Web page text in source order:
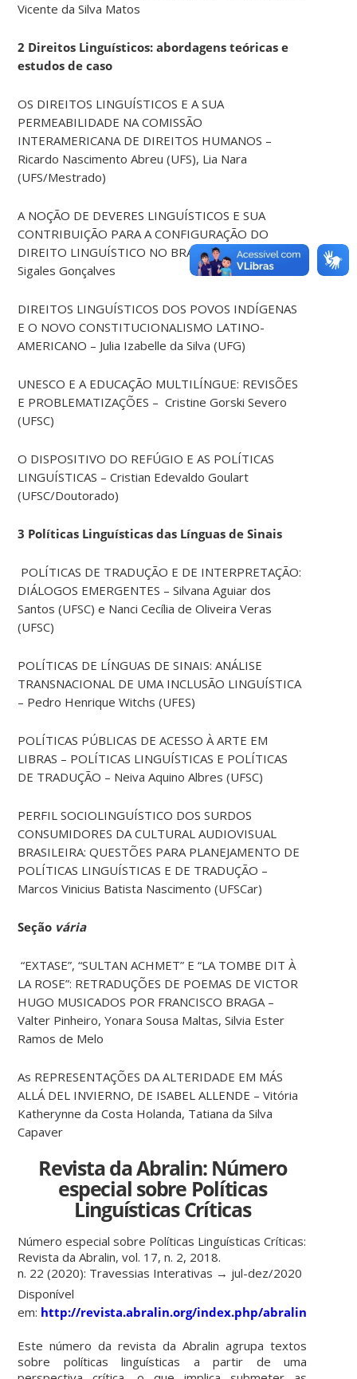
Vicente da Silva Matos
2 Direitos Linguísticos: abordagens teóricas e
estudos de caso
OS DIREITOS LINGUÍSTICOS E A SUA
PERMEABILIDADE NA COMISSÃO
INTERAMERICANA DE DIREITOS HUMANOS –
Ricardo Nascimento Abreu (UFS), Lia Nara
(UFS/Mestrado)
A NOÇÃO DE DEVERES LINGUÍSTICOS E SUA
CONTRIBUIÇÃO PARA A CONFIGURAÇÃO DO
DIREITO LINGUÍSTICO NO BRASIL – Jael Sânera
Sigales Gonçalves
DIREITOS LINGUÍSTICOS DOS POVOS INDÍGENAS
E O NOVO CONSTITUCIONALISMO LATINO-
AMERICANO – Julia Izabelle da Silva (UFG)
UNESCO E A EDUCAÇÃO MULTILÍNGUE: REVISÕES
E PROBLEMATIZAÇÕES – Cristine Gorski Severo
(UFSC)
O DISPOSITIVO DO REFÚGIO E AS POLÍTICAS
LINGUÍSTICAS – Cristian Edevaldo Goulart
(UFSC/Doutorado)
3 Políticas Linguísticas das Línguas de Sinais
POLÍTICAS DE TRADUÇÃO E DE INTERPRETAÇÃO:
DIÁLOGOS EMERGENTES – Silvana Aguiar dos
Santos (UFSC) e Nanci Cecília de Oliveira Veras
(UFSC)
POLÍTICAS DE LÍNGUAS DE SINAIS: ANÁLISE
TRANSNACIONAL DE UMA INCLUSÃO LINGUÍSTICA
– Pedro Henrique Witchs (UFES)
POLÍTICAS PÚBLICAS DE ACESSO À ARTE EM
LIBRAS – POLÍTICAS LINGUÍSTICAS E POLÍTICAS
DE TRADUÇÃO – Neiva Aquino Albres (UFSC)
PERFIL SOCIOLINGUÍSTICO DOS SURDOS
CONSUMIDORES DA CULTURAL AUDIOVISUAL
BRASILEIRA: QUESTÕES PARA PLANEJAMENTO DE
POLÍTICAS LINGUÍSTICAS E DE TRADUÇÃO –
Marcos Vinicius Batista Nascimento (UFSCar)
Seção vária
“EXTASE”, “SULTAN ACHMET” E “LA TOMBE DIT À
LA ROSE”: RETRADUÇÕES DE POEMAS DE VICTOR
HUGO MUSICADOS POR FRANCISCO BRAGA –
Valter Pinheiro, Yonara Sousa Maltas, Silvia Ester
Ramos de Melo
As REPRESENTAÇÕES DA ALTERIDADE EM MÁS
ALLÁ DEL INVIERNO, DE ISABEL ALLENDE – Vitória
Katherynne da Costa Holanda, Tatiana da Silva
Capaver
Revista da Abralin: Número
especial sobre Políticas
Linguísticas Críticas
Número especial sobre Políticas Linguísticas Críticas:
Revista da Abralin, vol. 17, n. 2, 2018.
n. 22 (2020): Travessias Interativas → jul-dez/2020
Disponível
em: http://revista.abralin.org/index.php/abralin/issue/
Este número da revista da Abralin agrupa textos
sobre políticas linguísticas a partir de uma